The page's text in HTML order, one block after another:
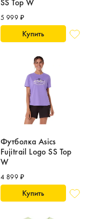
SS Top W
5 999 ₽
Купить
Футболка Asics
Fujitrail Logo SS Top
W
4 899 ₽
Купить